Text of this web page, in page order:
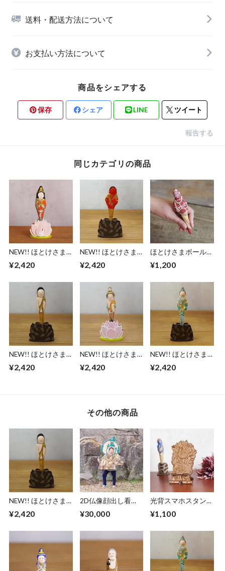
送料・配送方法について
お支払い方法について
商品をシェアする
保存 シェア LINE ツイート
報告する
同じカテゴリの商品
NEW!! ほとけさま
眞天 -
¥2,420
NEW!! ほとけさま
-
¥2,420
ほとけさまボールペ
¥1,200
NEW!! ほとけさま
-
¥2,420
NEW!! ほとけさま
¥2,420
NEW!! ほとけさま
-
¥2,420
その他の商品
NEW!! ほとけさま
-
¥2,420
2D仏像顔出し看
¥30,000
光背スマホスタンド
¥1,100